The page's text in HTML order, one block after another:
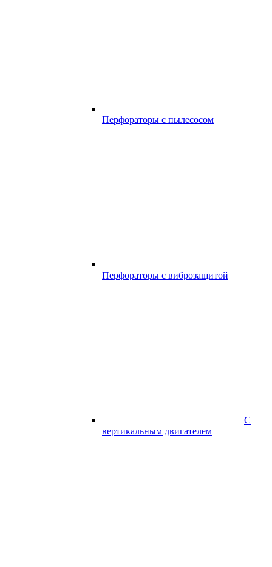
Перфораторы с пылесосом
Перфораторы с виброзащитой
С
вертикальным двигателем